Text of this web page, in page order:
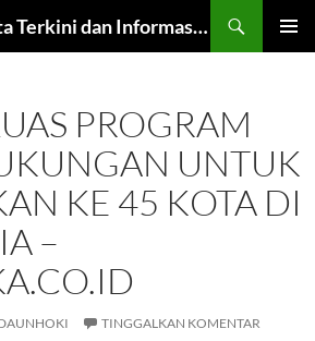
Media Online Berita Terkini dan Informasi Harian
PROGRAM
UNTUK
KE 45 KOTA DI
–
TINGGALKAN KOMENTAR